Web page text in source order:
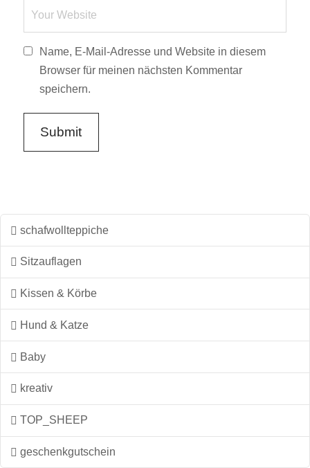
Name, E-Mail-Adresse und Website in diesem
Browser für meinen nächsten Kommentar
speichern.
schafwollteppiche
Sitzauflagen
Kissen & Körbe
Hund & Katze
Baby
kreativ
TOP_SHEEP
geschenkgutschein